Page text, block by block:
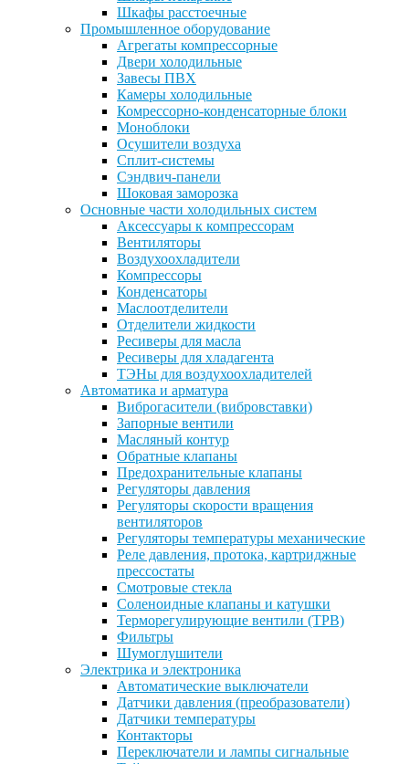
Шкафы расстоечные
Промышленное оборудование
Агрегаты компрессорные
Двери холодильные
Завесы ПВХ
Камеры холодильные
Комрессорно-конденсаторные блоки
Моноблоки
Осушители воздуха
Сплит-системы
Сэндвич-панели
Шоковая заморозка
Основные части холодильных систем
Аксессуары к компрессорам
Вентиляторы
Воздухоохладители
Компрессоры
Конденсаторы
Маслоотделители
Отделители жидкости
Ресиверы для масла
Ресиверы для хладагента
ТЭНы для воздухоохладителей
Автоматика и арматура
Виброгасители (вибровставки)
Запорные вентили
Масляный контур
Обратные клапаны
Предохранительные клапаны
Регуляторы давления
Регуляторы скорости вращения
вентиляторов
Регуляторы температуры механические
Реле давления, протока, картриджные
прессостаты
Смотровые стекла
Соленоидные клапаны и катушки
Терморегулирующие вентили (ТРВ)
Фильтры
Шумоглушители
Электрика и электроника
Автоматические выключатели
Датчики давления (преобразователи)
Датчики температуры
Контакторы
Переключатели и лампы сигнальные